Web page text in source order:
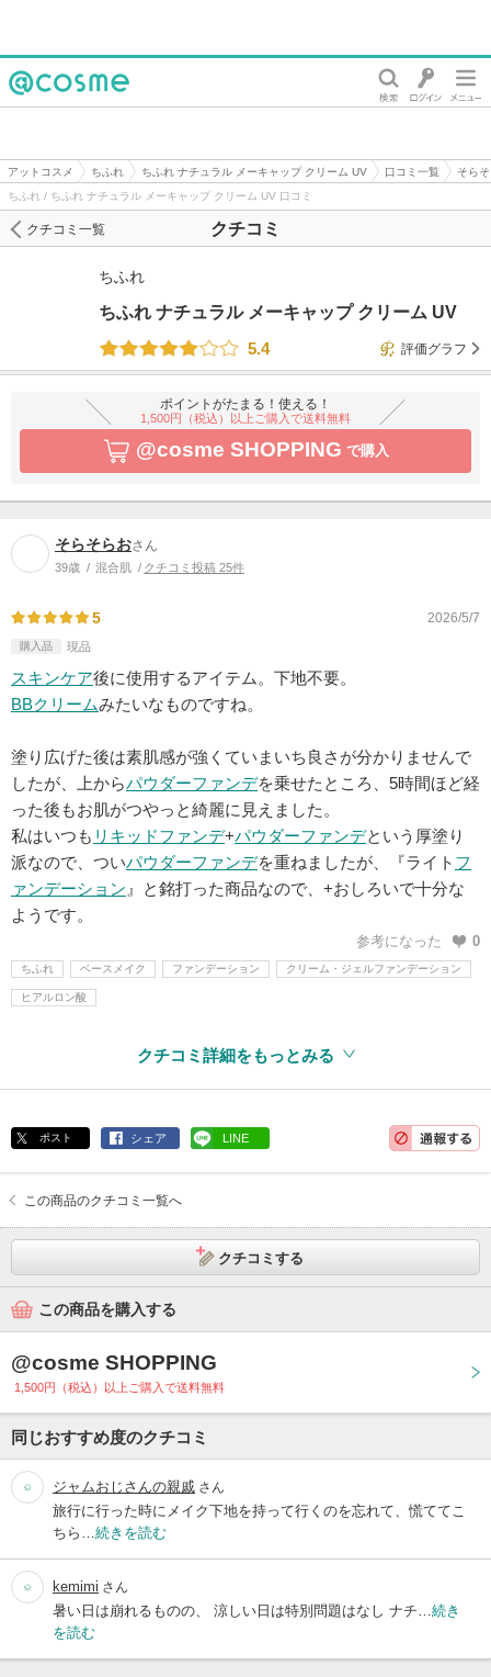
アットコスメ ちふれ ちふれ ナチュラル メーキャップ クリーム UV 口コミ一覧
そら
ちふれ / ちふれ ナチュラル メーキャップ クリーム UV 口コミ
クチコミ
クチコミ一覧
ちふれ
ちふれ ナチュラル メーキャップ クリーム UV
5.4
評価グラフ
ポイントがたまる！使える！
1,500円（税込）以上ご購入で送料無料
@cosme SHOPPING で購入
そらそらおさん
39歳 混合肌 クチコミ投稿 25件
5 2026/5/7
購入品 現品
スキンケア後に使用するアイテム。下地不要。
BBクリームみたいなものですね。
塗り広げた後は素肌感が強くていまいち良さが分かりませんで
したが、上からパウダーファンデを乗せたところ、5時間ほど経
った後もお肌がつやっと綺麗に見えました。
私はいつも リキッドファンデ+パウダーファンデという厚塗り
派なので、ついパウダーファンデを重ねましたが、『ライト フ
ァンデーション 』と銘打った商品なので、+おしろいで十分な
ようです。
参考になった 0
ちふれ ベースメイク ファンデーション クリーム・ジェルファンデーション
ヒアルロン酸
クチコミ詳細をもっとみる
ポスト シェア LINE
この商品のクチコミ一覧へ
クチコミする
この商品を購入する
@cosme SHOPPING
1,500円（税込）以上ご購入で送料無料
同じおすすめ度のクチコミ
ジャムおじさんの親戚 さん
旅行に行った時にメイク下地を持って行くのを忘れて、慌ててこ
ちら… 続きを読む
kemimi さん
暑い日は崩れるものの、 涼しい日は特別問題はなし ナチ… 続き
を読む